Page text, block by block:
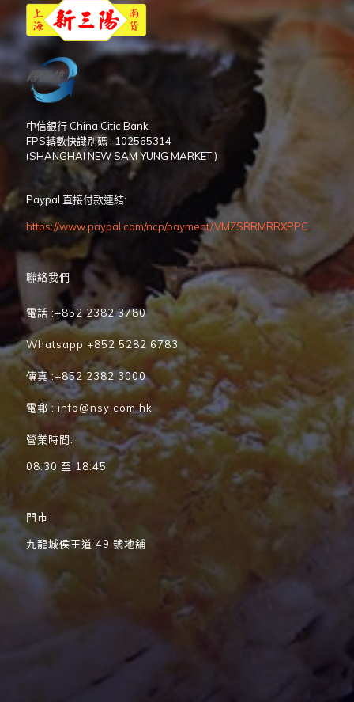
中信銀行 China Citic Bank
FPS轉數快識別碼 : 102565314
(SHANGHAI NEW SAM YUNG MARKET )
Paypal 直接付款連結:
https://www.paypal.com/ncp/payment/VMZSRRMRRXPPC
聯絡我們
電話 :+852 2382 3780
Whatsapp +852 5282 6783
傳真 :+852 2382 3000
電郵 : info@nsy.com.hk
營業時間:
08:30 至 18:45
門市
九龍城侯王道 49 號地舖